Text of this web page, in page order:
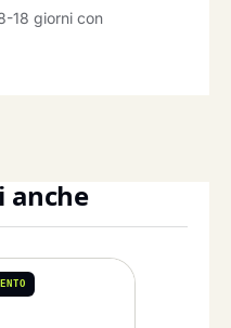
18 giorni con
anche